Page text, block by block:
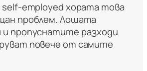
employed хората това
проблем. Лошата
и пропуснатите разходи
повече от самите